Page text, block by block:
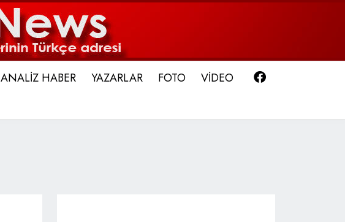
ANALİZ HABER YAZARLAR FOTO VİDEO